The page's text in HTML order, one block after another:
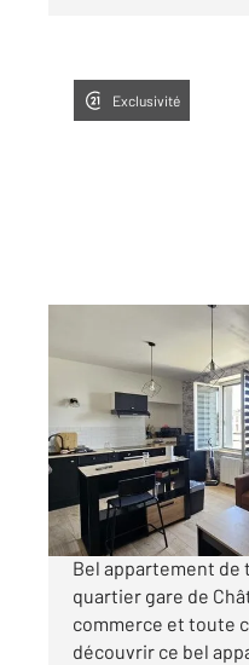
Exclusivité
CHATEAUROUX 36
32,78 m , 2 pièces
Ref : 10402
Appartement
550 €
par mois charges
Bel appartement de
quartier gare de
commerce et toute
découvrir ce bel